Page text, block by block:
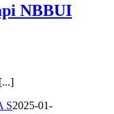
NBBUI
S2025-01-